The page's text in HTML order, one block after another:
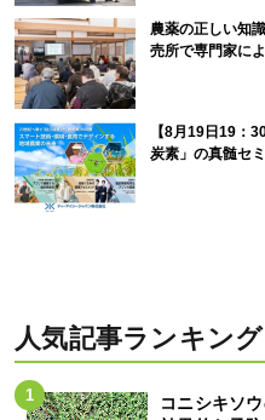
農薬の正しい知
売所で専門家に
【8月19日19：
炭素」の真髄セ
人気記事ランキング
コニシキソ